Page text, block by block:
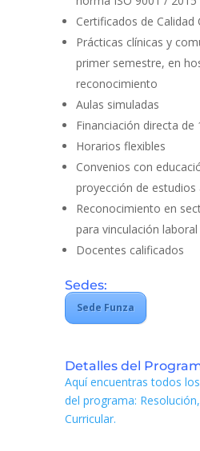
Certificados de Calidad
Prácticas clínicas y
primer semestre, en
reconocimiento
Aulas simuladas
Financiación directa de
Horarios flexibles
Convenios con
proyección de estudios
Reconocimiento en
para vinculación laboral
Docentes calificados
Sedes:
Sede Funza
Detalles del
Aquí encuentras todos
del programa:
Curricular.